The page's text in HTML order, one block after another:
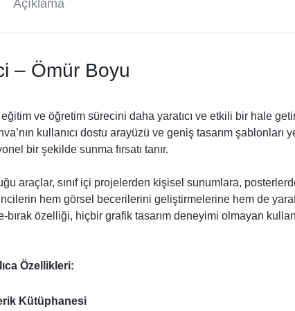
Açıklama
– Ömür Boyu
ve öğretim sürecini daha yaratıcı ve etkili bir hale
kullanıcı dostu arayüzü ve geniş tasarım
bir şekilde sunma fırsatı tanır.
araçlar, sınıf içi projelerden kişisel sunumlara,
hem görsel becerilerini geliştirmelerine hem de
bırak özelliği, hiçbir grafik tasarım deneyimi olmayan
Özellikleri:
Kütüphanesi